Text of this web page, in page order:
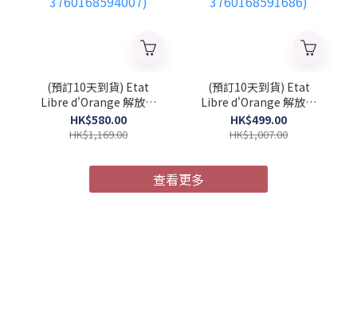
(預訂10天到貨) Etat
Libre d'Orange 解放橘
郡 馭浪乘光 中性濃香水
100ml (簡裝) (Barcode:
HK$580.00
HK$1,169.00
(預訂10天到貨) Etat
Libre d'Orange 解放橘
郡 像你的人 中性濃香水
100ml (簡裝) (Barcode:
HK$499.00
HK$1,007.00
查看更多